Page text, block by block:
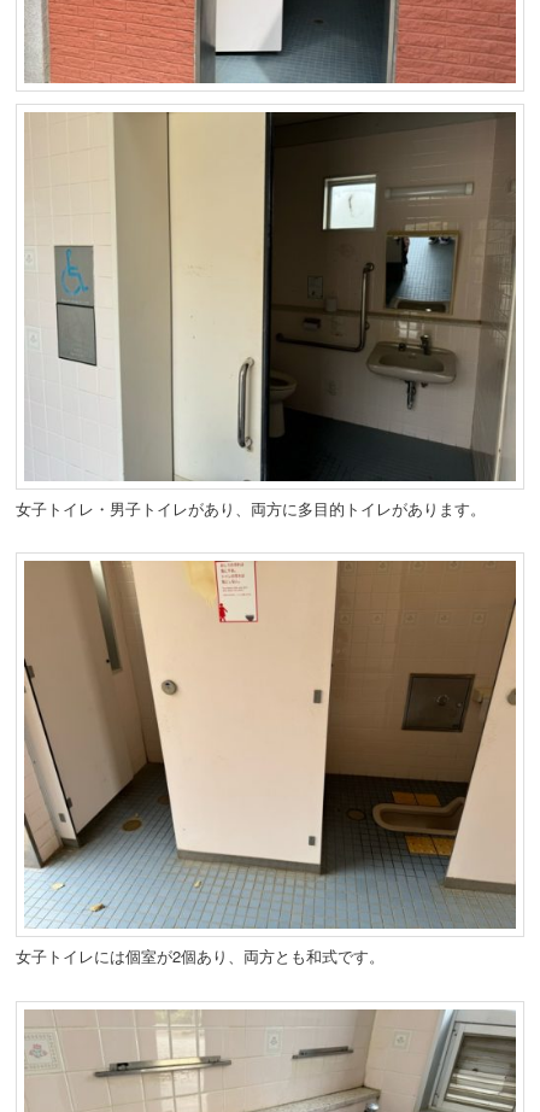
女子トイレ・男子トイレがあり、両方に多目的トイレがあります。
女子トイレには個室が2個あり、両方とも和式です。